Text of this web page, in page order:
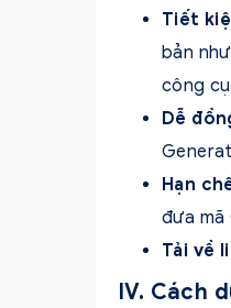
Tiết
bản
công
Dễ
Hạn
đưa mã
Tải về
IV. Cách